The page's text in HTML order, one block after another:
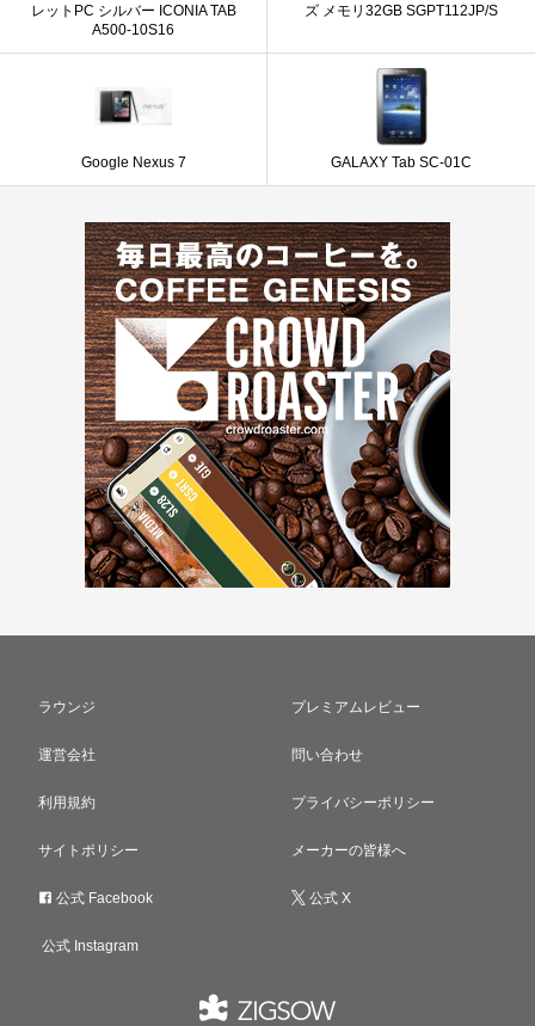
レットPC シルバー ICONIA TAB
A500-10S16
ズ メモリ32GB SGPT112JP/S
Google Nexus 7 GALAXY Tab SC-01C
ラウンジ プレミアムレビュー
運営会社 問い合わせ
利用規約 プライバシーポリシー
サイトポリシー メーカーの皆様へ
公式 Facebook 公式 X
公式 Instagram